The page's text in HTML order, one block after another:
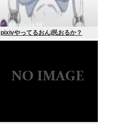
pixivやってるおんj民おるか？